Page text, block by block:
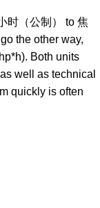
时（公制） to 焦
the other way,
Both units
well as technical
quickly is often